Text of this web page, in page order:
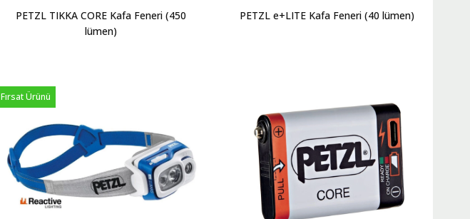
PETZL TIKKA CORE Kafa Feneri (450
lümen)
PETZL e+LITE Kafa Feneri (40 lümen)
Fırsat Ürünü